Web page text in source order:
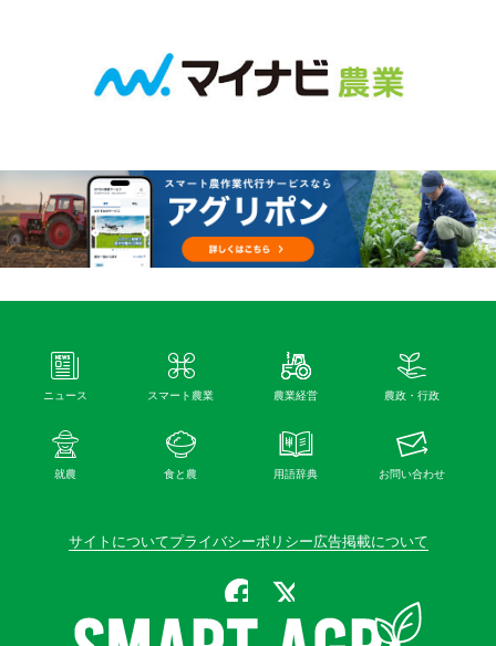
ニュース スマート農業 農業経営 農政・行政
就農 食と農 用語辞典 お問い合わせ
サイトについてプライバシーポリシー広告掲載について
公式Facebook